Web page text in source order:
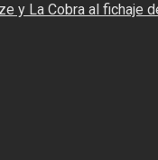
y La Cobra al fichaje